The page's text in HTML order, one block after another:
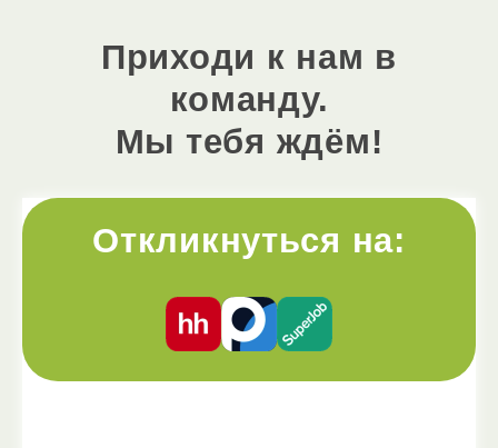
Приходи к нам в
команду.
Мы тебя ждём!
Откликнуться на: